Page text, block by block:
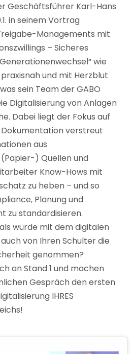
Geschäftsführer Karl-Hans
in seinem Vortrag
Managements mit
– Sicheres
wie
und mit Herzblut
sein Team der GABO
Digitalisierung von Anlagen
Dabei liegt der Fokus auf
verstreut
aus
) Quellen und
Know-Hows mit
zu heben – und so
Planung und
zu standardisieren.
würde mit dem digitalen
von Ihren Schulter die
genommen?
an Stand 1 und machen
Gespräch den ersten
IHRES